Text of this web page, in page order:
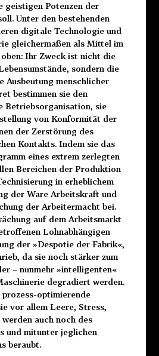
geistigen Potenzen der
Unter den bestehenden
digitale Technologie und
gleichermaßen als Mittel im
Ihr Zweck ist nicht die
sondern die
Ausbeutung menschlicher
bestimmen sie den
Betriebsorganisation, sie
von Konformität der
der Zerstörung des
Kontakts. Indem sie das
eines extrem zerlegten
Bereichen der Produktion
in erheblichem
der Ware Arbeitskraft und
der Arbeitermacht bei.
auf dem Arbeitsmarkt
Lohnabhängigen
der »Despotie der Fabrik«,
da sie noch stärker zum
– nunmehr »intelligenten«
degradiert werden.
optimierende
vor allem Leere, Stress,
auch noch des
und mitunter jeglichen
beraubt.